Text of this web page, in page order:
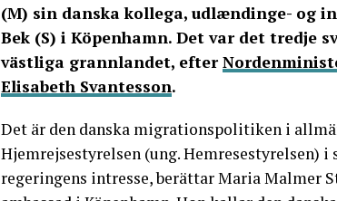
(M) sin danska kollega, udlændinge- og
Bek (S) i Köpenhamn. Det var det tredje
västliga grannlandet, efter
Elisabeth Svantesson.
Det är den danska migrationspolitiken i
Hjemrejsestyrelsen (ung. Hemresestyrelsen) i
regeringens intresse, berättar Maria Malmer